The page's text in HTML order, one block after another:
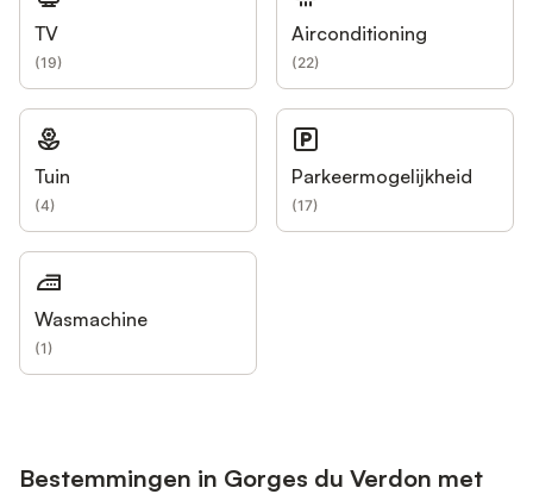
TV
(19)
Airconditioning
(22)
Tuin
(4)
Parkeermogelijkheid
(17)
Wasmachine
(1)
Bestemmingen in Gorges du Verdon met